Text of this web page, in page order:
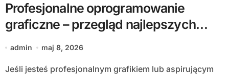
Profesjonalne oprogramowanie
graficzne – przegląd najlepszych
narzędzi
admin maj 8, 2026
Jeśli jesteś profesjonalnym grafikiem lub aspirującym